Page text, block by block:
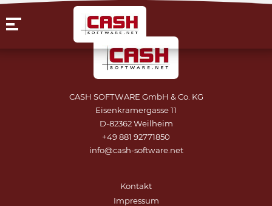
CASH SOFTWARE GmbH & Co. KG
Eisenkramergasse 11
D-82362 Weilheim
+49 881 92771850
info@cash-software.net
Kontakt
Impressum